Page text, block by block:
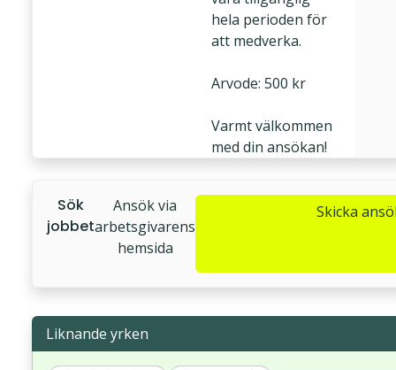
hela perioden för
att medverka.
Arvode: 500 kr
Varmt välkommen
Sök
jobbet
Ansök via
arbetsgivarens
hemsida
Skicka
Liknande yrken